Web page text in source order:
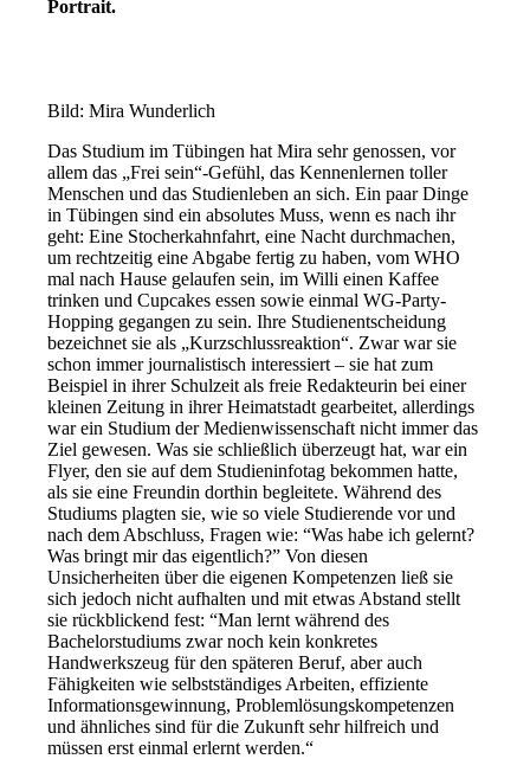
Portrait.
Bild: Mira Wunderlich
Das Studium im Tübingen hat Mira sehr genossen, vor
allem das „Frei sein“-Gefühl, das Kennenlernen toller
Menschen und das Studienleben an sich. Ein paar Dinge
in Tübingen sind ein absolutes Muss, wenn es nach ihr
geht: Eine Stocherkahnfahrt, eine Nacht durchmachen,
um rechtzeitig eine Abgabe fertig zu haben, vom WHO
mal nach Hause gelaufen sein, im Willi einen Kaffee
trinken und Cupcakes essen sowie einmal WG-Party-
Hopping gegangen zu sein. Ihre Studienentscheidung
bezeichnet sie als „Kurzschlussreaktion“. Zwar war sie
schon immer journalistisch interessiert – sie hat zum
Beispiel in ihrer Schulzeit als freie Redakteurin bei einer
kleinen Zeitung in ihrer Heimatstadt gearbeitet, allerdings
war ein Studium der Medienwissenschaft nicht immer das
Ziel gewesen. Was sie schließlich überzeugt hat, war ein
Flyer, den sie auf dem Studieninfotag bekommen hatte,
als sie eine Freundin dorthin begleitete. Während des
Studiums plagten sie, wie so viele Studierende vor und
nach dem Abschluss, Fragen wie: “Was habe ich gelernt?
Was bringt mir das eigentlich?” Von diesen
Unsicherheiten über die eigenen Kompetenzen ließ sie
sich jedoch nicht aufhalten und mit etwas Abstand stellt
sie rückblickend fest: “Man lernt während des
Bachelorstudiums zwar noch kein konkretes
Handwerkszeug für den späteren Beruf, aber auch
Fähigkeiten wie selbstständiges Arbeiten, effiziente
Informationsgewinnung, Problemlösungskompetenzen
und ähnliches sind für die Zukunft sehr hilfreich und
müssen erst einmal erlernt werden.“